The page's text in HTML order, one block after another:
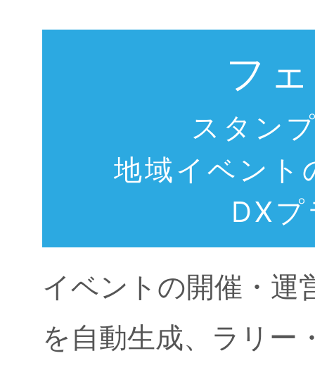
フ
スタン
地域イベント
DX
イベントの開催・運
を自動生成、ラリー